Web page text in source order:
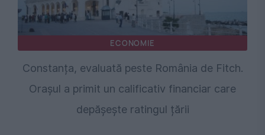
ECONOMIE
Constanța, evaluată peste România de Fitch.
Orașul a primit un calificativ financiar care
depășește ratingul țării